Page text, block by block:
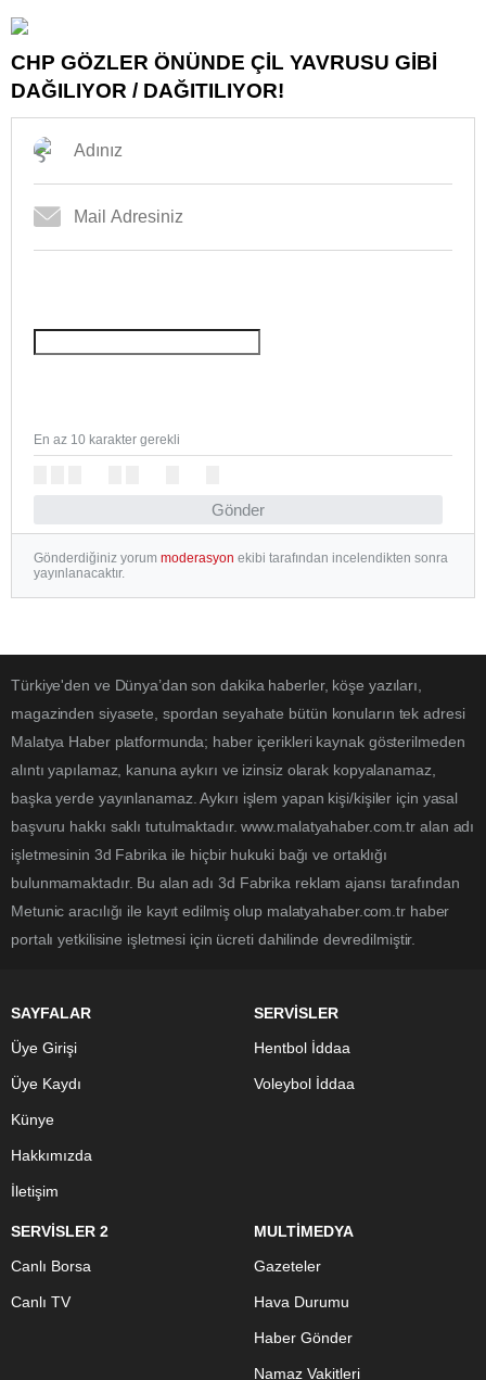
CHP GÖZLER ÖNÜNDE ÇİL YAVRUSU GİBİ
DAĞILIYOR / DAĞITILIYOR!
Gönder
En az 10 karakter gerekli
Gönderdiğiniz yorum moderasyon ekibi tarafından incelendikten sonra
yayınlanacaktır.
Türkiye'den ve Dünya’dan son dakika haberler, köşe yazıları,
magazinden siyasete, spordan seyahate bütün konuların tek adresi
Malatya Haber platformunda; haber içerikleri kaynak gösterilmeden
alıntı yapılamaz, kanuna aykırı ve izinsiz olarak kopyalanamaz,
başka yerde yayınlanamaz. Aykırı işlem yapan kişi/kişiler için yasal
başvuru hakkı saklı tutulmaktadır. www.malatyahaber.com.tr alan adı
işletmesinin 3d Fabrika ile hiçbir hukuki bağı ve ortaklığı
bulunmamaktadır. Bu alan adı 3d Fabrika reklam ajansı tarafından
Metunic aracılığı ile kayıt edilmiş olup malatyahaber.com.tr haber
portalı yetkilisine işletmesi için ücreti dahilinde devredilmiştir.
SAYFALAR
Üye Girişi
Üye Kaydı
Künye
Hakkımızda
İletişim
SERVİSLER
Hentbol İddaa
Voleybol İddaa
SERVİSLER 2
Canlı Borsa
Canlı TV
MULTİMEDYA
Gazeteler
Hava Durumu
Haber Gönder
Namaz Vakitleri